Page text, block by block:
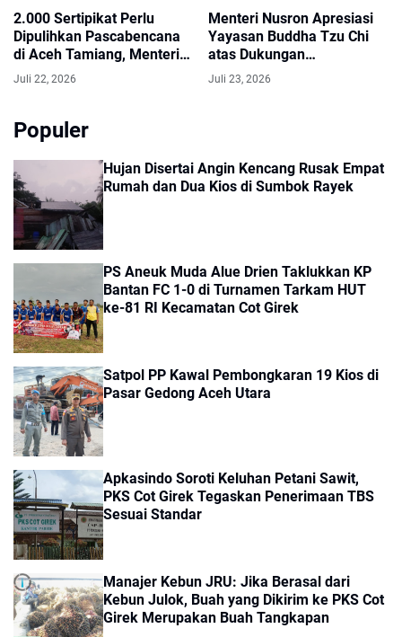
2.000 Sertipikat Perlu
Dipulihkan Pascabencana
di Aceh Tamiang, Menteri
Nusron Targetkan Selesai
pada Akhir Desember
Juli 22, 2026
Menteri Nusron Apresiasi
Yayasan Buddha Tzu Chi
atas Dukungan
Pembangunan Huntap bagi
Korban Bencana di Aceh
Juli 23, 2026
Populer
Hujan Disertai Angin Kencang Rusak Empat
Rumah dan Dua Kios di Sumbok Rayek
PS Aneuk Muda Alue Drien Taklukkan KP
Bantan FC 1-0 di Turnamen Tarkam HUT
ke-81 RI Kecamatan Cot Girek
Satpol PP Kawal Pembongkaran 19 Kios di
Pasar Gedong Aceh Utara
Apkasindo Soroti Keluhan Petani Sawit,
PKS Cot Girek Tegaskan Penerimaan TBS
Sesuai Standar
Manajer Kebun JRU: Jika Berasal dari
Kebun Julok, Buah yang Dikirim ke PKS Cot
Girek Merupakan Buah Tangkapan